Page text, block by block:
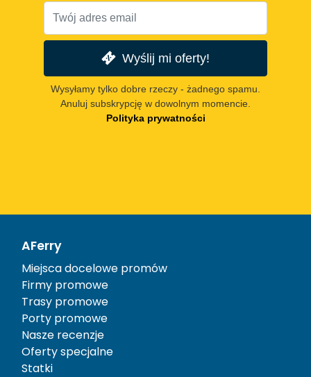
Wyślij mi oferty!
Wysyłamy tylko dobre rzeczy - żadnego spamu.
Anuluj subskrypcję w dowolnym momencie.
Polityka prywatności
AFerry
Miejsca docelowe promów
Firmy promowe
Trasy promowe
Porty promowe
Nasze recenzje
Oferty specjalne
Statki